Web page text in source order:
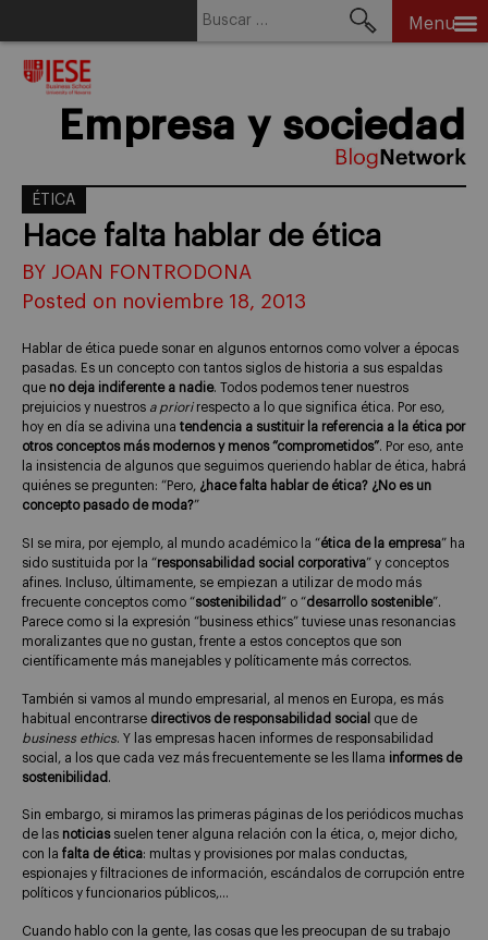
Menu
Empresa y sociedad
ÉTICA
Hace falta hablar de ética
BY JOAN FONTRODONA
Posted on noviembre 18, 2013
Hablar de ética puede sonar en algunos entornos como volver a épocas
pasadas. Es un concepto con tantos siglos de historia a sus espaldas
que no deja indiferente a nadie. Todos podemos tener nuestros
prejuicios y nuestros a priorirespecto a lo que significa ética. Por eso,
hoy en día se adivina una tendencia a sustituir la referencia a la ética por
otros conceptos más modernos y menos “comprometidos”. Por eso, ante
la insistencia de algunos que seguimos queriendo hablar de ética, habrá
quiénes se pregunten: “Pero, ¿hace falta hablar de ética? ¿No es un
concepto pasado de moda?”
SI se mira, por ejemplo, al mundo académico la “ética de la empresa” ha
sido sustituida por la “responsabilidad social corporativa” y conceptos
afines. Incluso, últimamente, se empiezan a utilizar de modo más
frecuente conceptos como “sostenibilidad ” o “desarrollo sostenible”.
Parece como si la expresión “business ethics” tuviese unas resonancias
moralizantes que no gustan, frente a estos conceptos que son
científicamente más manejables y políticamente más correctos.
También si vamos al mundo empresarial, al menos en Europa, es más
habitual encontrarse directivos de responsabilidad social que de
business ethics. Y las empresas hacen informes de responsabilidad
social, a los que cada vez más frecuentemente se les llama informes de
sostenibilidad .
Sin embargo, si miramos las primeras páginas de los periódicos muchas
de las noticiassuelen tener alguna relación con la ética, o, mejor dicho,
con la falta de ética: multas y provisiones por malas conductas,
espionajes y filtraciones de información, escándalos de corrupción entre
políticos y funcionarios públicos,…
Cuando hablo con la gente, las cosas que les preocupan de su trabajo